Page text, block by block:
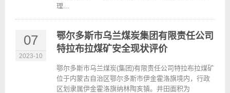
理...
07
2023-10
鄂尔多斯市乌兰煤炭集团有限责任公司
特拉布拉煤矿安全现状评价
鄂尔多斯市乌兰煤炭(集团)有限责任公司特拉布拉煤矿
位于内蒙古自治区鄂尔多斯市伊金霍洛旗境内，行政
区划隶属伊金霍洛旗纳林陶亥镇。井田面积为